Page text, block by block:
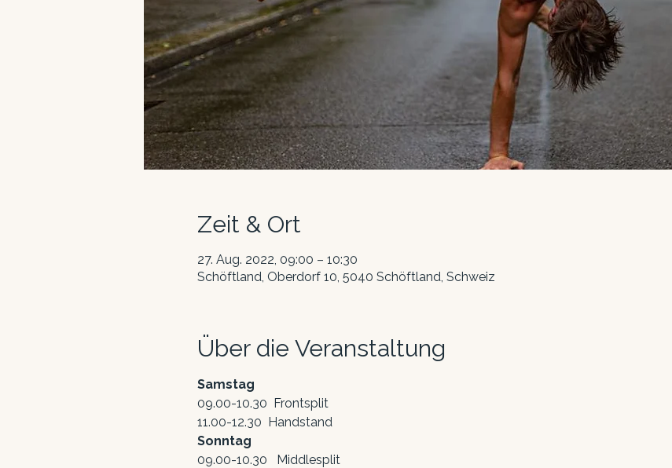
Zeit & Ort
27. Aug. 2022, 09:00 – 10:30
Schöftland, Oberdorf 10, 5040 Schöftland, Schweiz
Über die Veranstaltung
Samstag
09.00-10.30  Frontsplit
11.00-12.30  Handstand
Sonntag
09.00-10.30   Middlesplit